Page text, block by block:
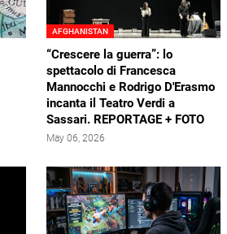
AFGHANISTAN
“Crescere la guerra”: lo
spettacolo di Francesca
Mannocchi e Rodrigo D'Erasmo
incanta il Teatro Verdi a
Sassari. REPORTAGE + FOTO
May 06, 2026